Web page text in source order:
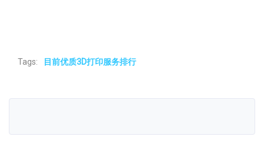
Tags: 目前优质3D打印服务排行